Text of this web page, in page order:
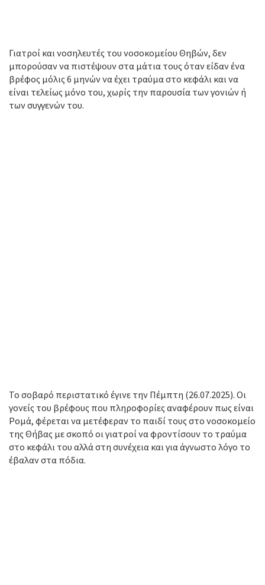
Γιατροί και νοσηλευτές του νοσοκομείου Θηβών, δεν
μπορούσαν να πιστέψουν στα μάτια τους όταν είδαν ένα
βρέφος μόλις 6 μηνών να έχει τραύμα στο κεφάλι και να
είναι τελείως μόνο του, χωρίς την παρουσία των γονιών ή
των συγγενών του.
Το σοβαρό περιστατικό έγινε την Πέμπτη (26.07.2025). Οι
γονείς του βρέφους που πληροφορίες αναφέρουν πως είναι
Ρομά, φέρεται να μετέφεραν το παιδί τους στο νοσοκομείο
της Θήβας με σκοπό οι γιατροί να φροντίσουν το τραύμα
στο κεφάλι του αλλά στη συνέχεια και για άγνωστο λόγο το
έβαλαν στα πόδια.